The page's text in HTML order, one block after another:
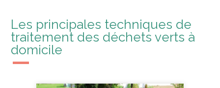
Les principales techniques de
traitement des déchets verts à
domicile